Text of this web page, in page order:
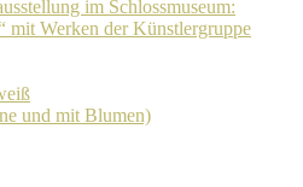
im Schlossmuseum:
mit Werken der Künstlergruppe
und mit Blumen)